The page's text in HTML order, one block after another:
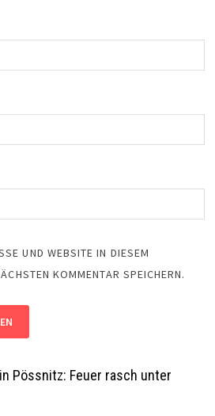
UND WEBSITE IN DIESEM
KOMMENTAR SPEICHERN.
Pössnitz: Feuer rasch unter